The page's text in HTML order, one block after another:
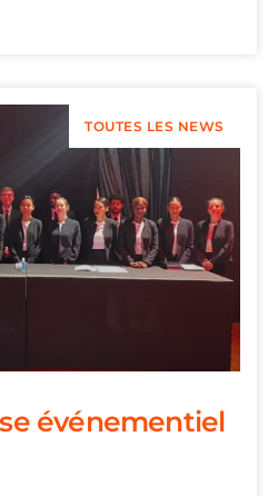
TOUTES LES NEWS
événementiel